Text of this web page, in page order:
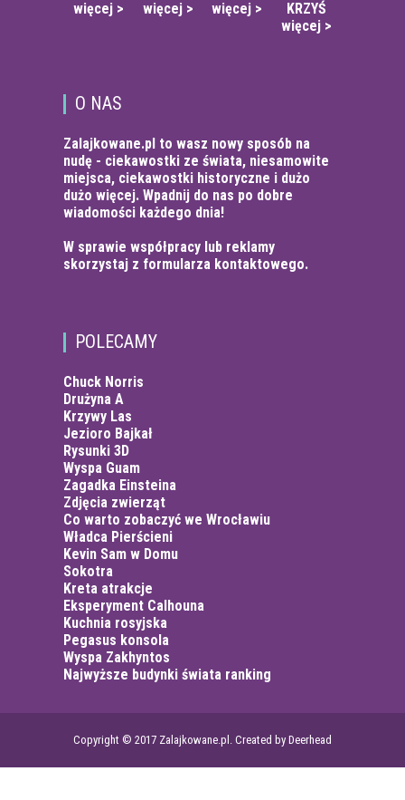
więcej >
więcej >
więcej >
KRZYŚ
więcej >
O NAS
Zalajkowane.pl to wasz nowy sposób na
nudę - ciekawostki ze świata, niesamowite
miejsca, ciekawostki historyczne i dużo
dużo więcej. Wpadnij do nas po dobre
wiadomości każdego dnia!
W sprawie współpracy lub reklamy
skorzystaj z formularza kontaktowego.
POLECAMY
Chuck Norris
Drużyna A
Krzywy Las
Jezioro Bajkał
Rysunki 3D
Wyspa Guam
Zagadka Einsteina
Zdjęcia zwierząt
Co warto zobaczyć we Wrocławiu
Władca Pierścieni
Kevin Sam w Domu
Sokotra
Kreta atrakcje
Eksperyment Calhouna
Kuchnia rosyjska
Pegasus konsola
Wyspa Zakhyntos
Najwyższe budynki świata ranking
Copyright © 2017 Zalajkowane.pl. Created by Deerhead